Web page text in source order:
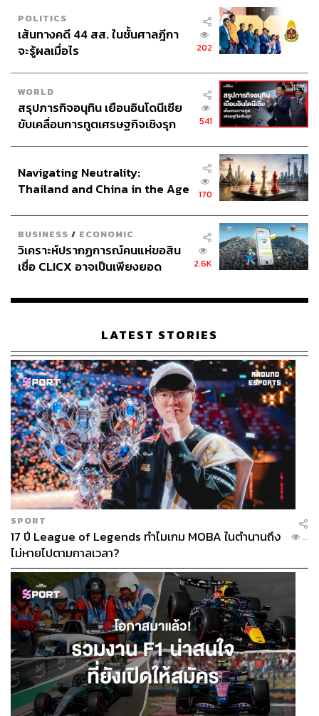
POLITICS
เส้นทางคดี 44 สส. ในชั้นศาลฎีกา
จะรู้ผลเมื่อไร
202
WORLD
สรุปภารกิจอนุทิน เยือนอินโดนีเซีย
ขับเคลื่อนการทูตเศรษฐกิจเชิงรุก
541
Navigating Neutrality:
Thailand and China in the Age
170
BUSINESS / ECONOMIC
วิเคราะห์ปรากฏการณ์คนแห่ขอสิน
เชื่อ CLICX อาจเป็นเพียงยอด
เรือนไทยที่ถูกซุกไว้
2.6K
LATEST STORIES
SPORT
17 ปี League of Legends ทำไมเกม MOBA ในตำนานถึง
ไม่หายไปตามกาลเวลา?
...